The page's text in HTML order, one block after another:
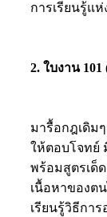
ให้ตอบโจทย์
พร้อมสูตรเด็
เนื้อหาของต
เรียนรู้วิธีกา
สากลเพื่อการ